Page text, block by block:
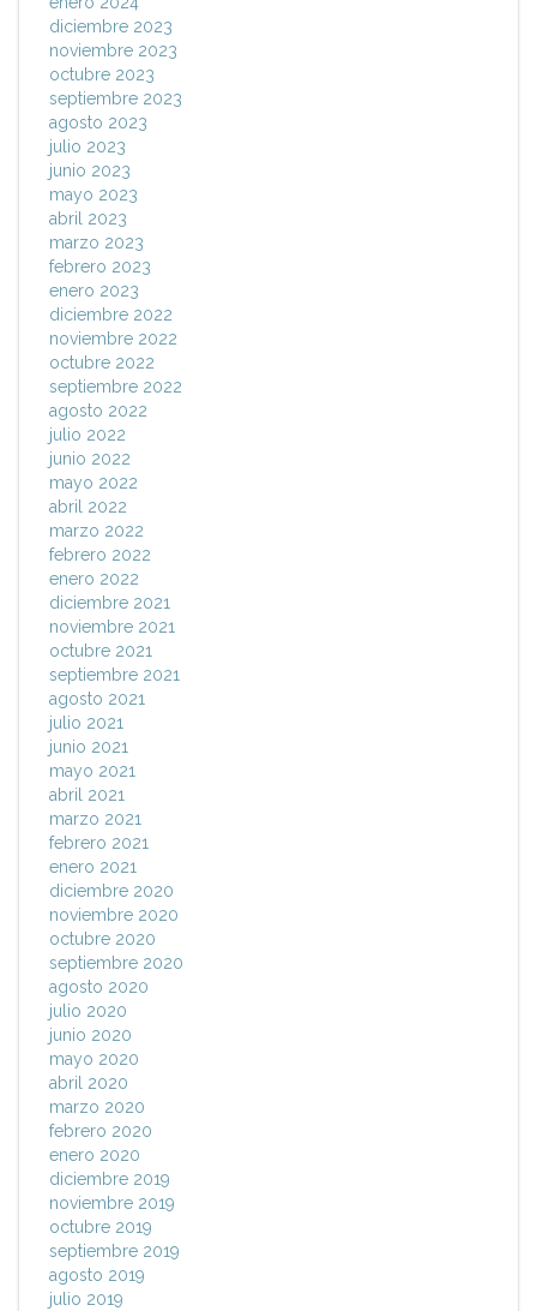
diciembre 2023
noviembre 2023
octubre 2023
septiembre 2023
agosto 2023
julio 2023
junio 2023
mayo 2023
abril 2023
marzo 2023
febrero 2023
enero 2023
diciembre 2022
noviembre 2022
octubre 2022
septiembre 2022
agosto 2022
julio 2022
junio 2022
mayo 2022
abril 2022
marzo 2022
febrero 2022
enero 2022
diciembre 2021
noviembre 2021
octubre 2021
septiembre 2021
agosto 2021
julio 2021
junio 2021
mayo 2021
abril 2021
marzo 2021
febrero 2021
enero 2021
diciembre 2020
noviembre 2020
octubre 2020
septiembre 2020
agosto 2020
julio 2020
junio 2020
mayo 2020
abril 2020
marzo 2020
febrero 2020
enero 2020
diciembre 2019
noviembre 2019
octubre 2019
septiembre 2019
agosto 2019
julio 2019